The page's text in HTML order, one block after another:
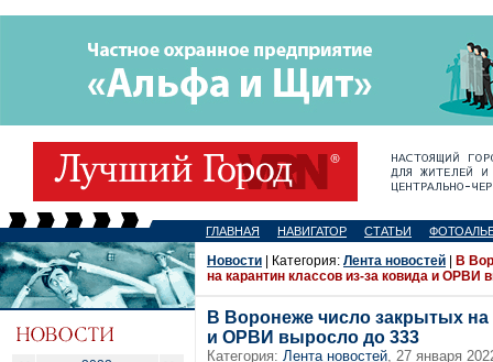
ГЛАВНАЯ НАВИГАТОР СТАТЬИ
Новости | Категория: Лента новостей
В
на карантин классов из-за ковида и ОРВИ
В Воронеже число закрытых на
и ОРВИ выросло до 333
Категория: Лента новостей, 27 января